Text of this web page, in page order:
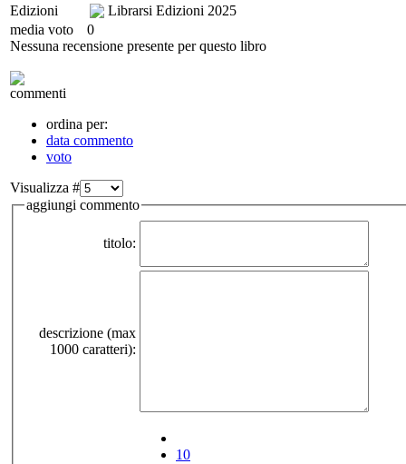
Edizioni
Librarsi Edizioni 2025
media voto
0
Nessuna recensione presente per questo libro
commenti
ordina per:
data commento
voto
Visualizza #
aggiungi commento
titolo:
descrizione (max
1000 caratteri):
10